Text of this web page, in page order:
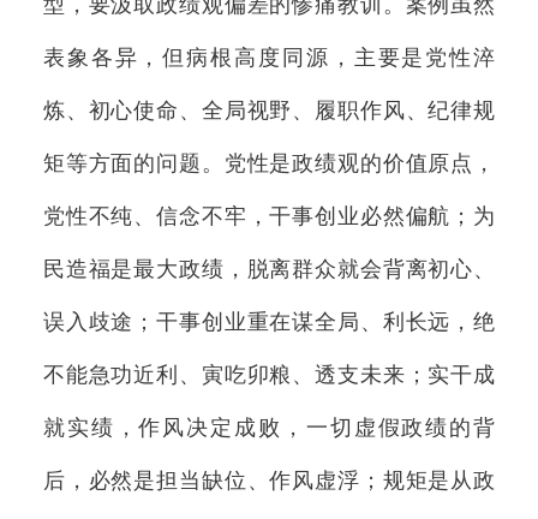
表象各异，但病根高度同源，主要是党性淬
炼、初心使命、全局视野、履职作风、纪律规
矩等方面的问题。党性是政绩观的价值原点，
党性不纯、信念不牢，干事创业必然偏航；为
民造福是最大政绩，脱离群众就会背离初心、
误入歧途；干事创业重在谋全局、利长远，绝
不能急功近利、寅吃卯粮、透支未来；实干成
就实绩，作风决定成败，一切虚假政绩的背
后，必然是担当缺位、作风虚浮；规矩是从政